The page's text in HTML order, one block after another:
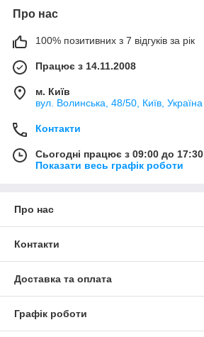
Про нас
100% позитивних з 7 відгуків за рік
Працює з 14.11.2008
м. Київ
вул. Bолинська, 48/50, Київ, Україна
Контакти
Сьогодні працює з 09:00 до 17:30
Показати весь графік роботи
Про нас
Контакти
Доставка та оплата
Графік роботи